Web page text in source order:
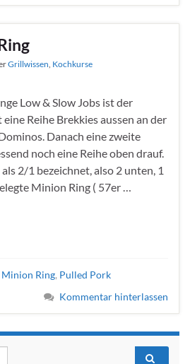
Grillwissen, Kochkurse
Low & Slow Jobs ist der
Reihe Brekkies aussen an der
Danach eine zweite
noch eine Reihe oben drauf.
2/1 bezeichnet, also 2 unten, 1
Minion Ring ( 57er …
Minion Ring, Pulled Pork
Kommentar hinterlassen